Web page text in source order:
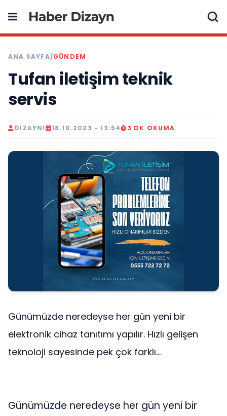
ANA SAYFA/GÜNDEM
Tufan iletişim teknik
servis
DIZAYN! 18.10.2023 - 13:54 3 DK OKUMA
Günümüzde neredeyse her gün yeni bir
elektronik cihaz tanıtımı yapılır. Hızlı gelişen
teknoloji sayesinde pek çok farklı...
Günümüzde neredeyse her gün yeni bir